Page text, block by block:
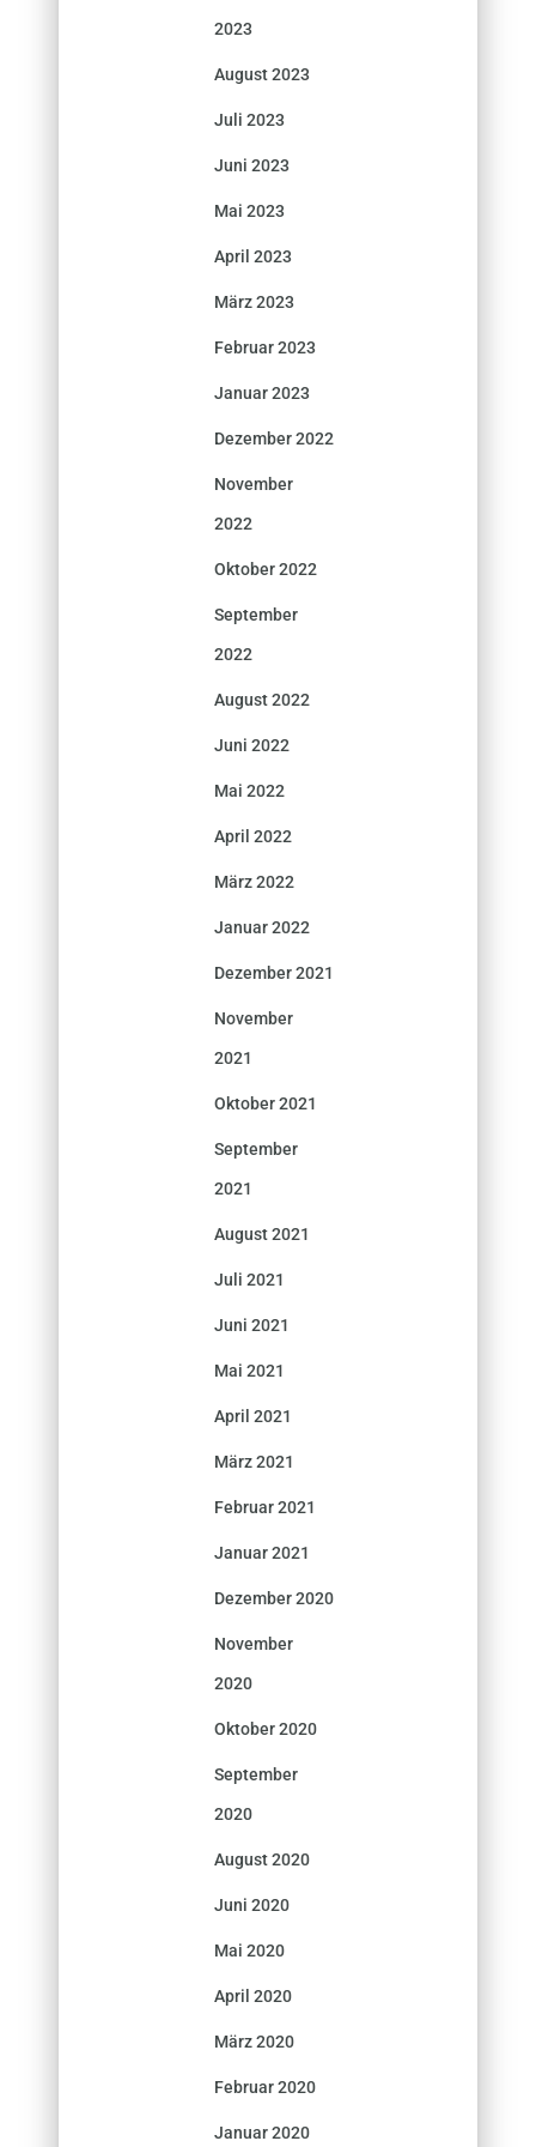
2023
August 2023
Juli 2023
Juni 2023
Mai 2023
April 2023
März 2023
Februar 2023
Januar 2023
Dezember 2022
November
2022
Oktober 2022
September
2022
August 2022
Juni 2022
Mai 2022
April 2022
März 2022
Januar 2022
Dezember 2021
November
2021
Oktober 2021
September
2021
August 2021
Juli 2021
Juni 2021
Mai 2021
April 2021
März 2021
Februar 2021
Januar 2021
Dezember 2020
November
2020
Oktober 2020
September
2020
August 2020
Juni 2020
Mai 2020
April 2020
März 2020
Februar 2020
Januar 2020